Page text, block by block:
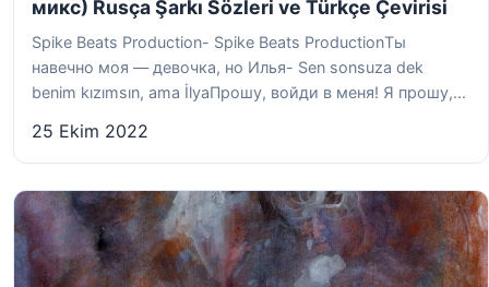
микс) Rusça Şarkı Sözleri ve Türkçe Çevirisi
Spike Beats Production- Spike Beats ProductionТы
навечно моя — девочка, но Илья- Sen sonsuza dek
benim kızımsın, ama İlyaПрошу, войди в меня! Я прошу,...
25 Ekim 2022